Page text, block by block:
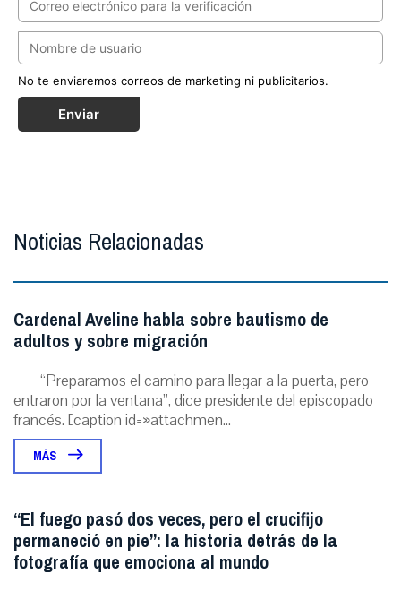
No te enviaremos correos de marketing ni publicitarios.
Enviar
Noticias Relacionadas
Cardenal Aveline habla sobre bautismo de
adultos y sobre migración
“Preparamos el camino para llegar a la puerta, pero
entraron por la ventana”, dice presidente del episcopado
francés. [caption id=»attachmen...
MÁS
“El fuego pasó dos veces, pero el crucifijo
permaneció en pie”: la historia detrás de la
fotografía que emociona al mundo